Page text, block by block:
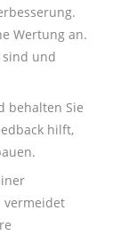
Wertung an.
sind und
behalten Sie
hilft,
vermeidet